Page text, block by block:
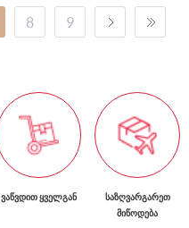
8 9
ᲕᲐᲬᲕᲓᲘᲗ ᲧᲕᲔᲚᲒᲐᲜ
ᲡᲐᲖᲦᲕᲐᲠᲒᲐᲠᲔᲗ
ᲛᲘᲬᲝᲓᲔᲑᲐ